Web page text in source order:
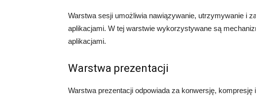
Warstwa sesji umożliwia nawiązywanie, utrzymywanie i
aplikacjami. W tej warstwie wykorzystywane są
aplikacjami.
Warstwa prezentacji
Warstwa prezentacji odpowiada za konwersję, kompresję